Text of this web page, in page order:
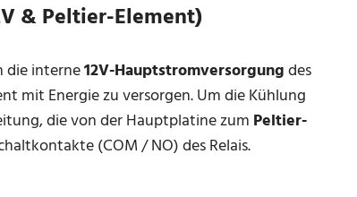
& Peltier-Element)
die interne12V-Hauptstromversorgungdes
mit Energie zu versorgen. Um die Kühlung
die von der Hauptplatine zum Peltier-
(COM / NO) des Relais.